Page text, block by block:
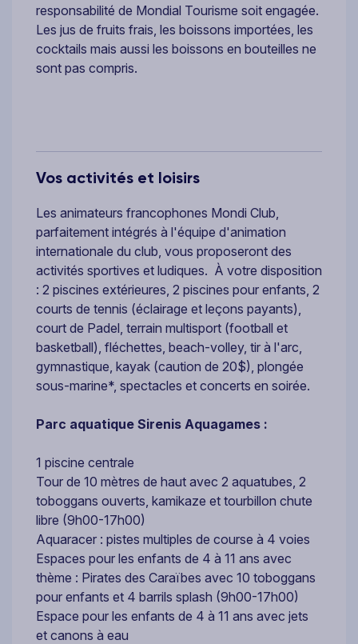
responsabilité de Mondial Tourisme soit engagée.
Les jus de fruits frais, les boissons importées, les
cocktails mais aussi les boissons en bouteilles ne
sont pas compris.
Vos activités et loisirs
Les animateurs francophones Mondi Club,
parfaitement intégrés à l'équipe d'animation
internationale du club, vous proposeront des
activités sportives et ludiques. À votre disposition
: 2 piscines extérieures, 2 piscines pour enfants, 2
courts de tennis (éclairage et leçons payants),
court de Padel, terrain multisport (football et
basketball), fléchettes, beach-volley, tir à l'arc,
gymnastique, kayak (caution de 20$), plongée
sous-marine*, spectacles et concerts en soirée.
Parc aquatique Sirenis Aquagames :
1 piscine centrale
Tour de 10 mètres de haut avec 2 aquatubes, 2
toboggans ouverts, kamikaze et tourbillon chute
libre (9h00-17h00)
Aquaracer : pistes multiples de course à 4 voies
Espaces pour les enfants de 4 à 11 ans avec
thème : Pirates des Caraïbes avec 10 toboggans
pour enfants et 4 barrils splash (9h00-17h00)
Espace pour les enfants de 4 à 11 ans avec jets
et canons à eau